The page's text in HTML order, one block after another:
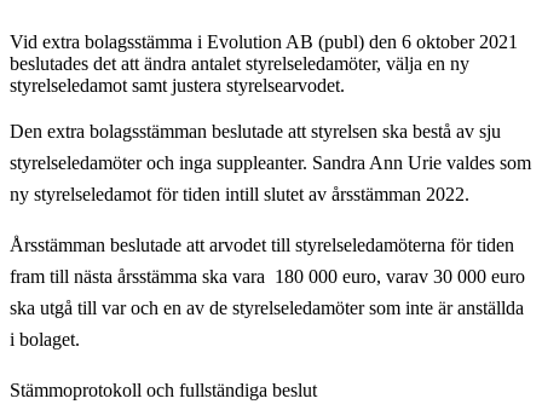
Vid extra bolagsstämma i Evolution AB (publ) den 6 oktober 2021
beslutades det att ändra antalet styrelseledamöter, välja en ny
styrelseledamot samt justera styrelsearvodet.
Den extra bolagsstämman beslutade att styrelsen ska bestå av sju
styrelseledamöter och inga suppleanter. Sandra Ann Urie valdes som
ny styrelseledamot för tiden intill slutet av årsstämman 2022.
Årsstämman beslutade att arvodet till styrelseledamöterna för tiden
fram till nästa årsstämma ska vara 180 000 euro, varav 30 000 euro
ska utgå till var och en av de styrelseledamöter som inte är anställda
i bolaget.
Stämmoprotokoll och fullständiga beslut